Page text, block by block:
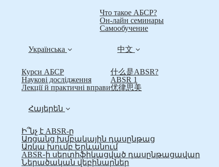
Что такое АБСР?
Он-лайн семинары
Самообучение
Українська
Курси АБСР
Наукові дослідження
Лекції й практичні вправи
中文
什么是ABSR?
ABSR 1
优律思美
Հայերեն
Ի՞նչ է ABSR-ը
Առցանց խմբակային դասընթաց
Առկա խումբ Երևանում
ABSR֊ի սերտիֆիկացված դասընթացավար
Ներածական վեբինարներ